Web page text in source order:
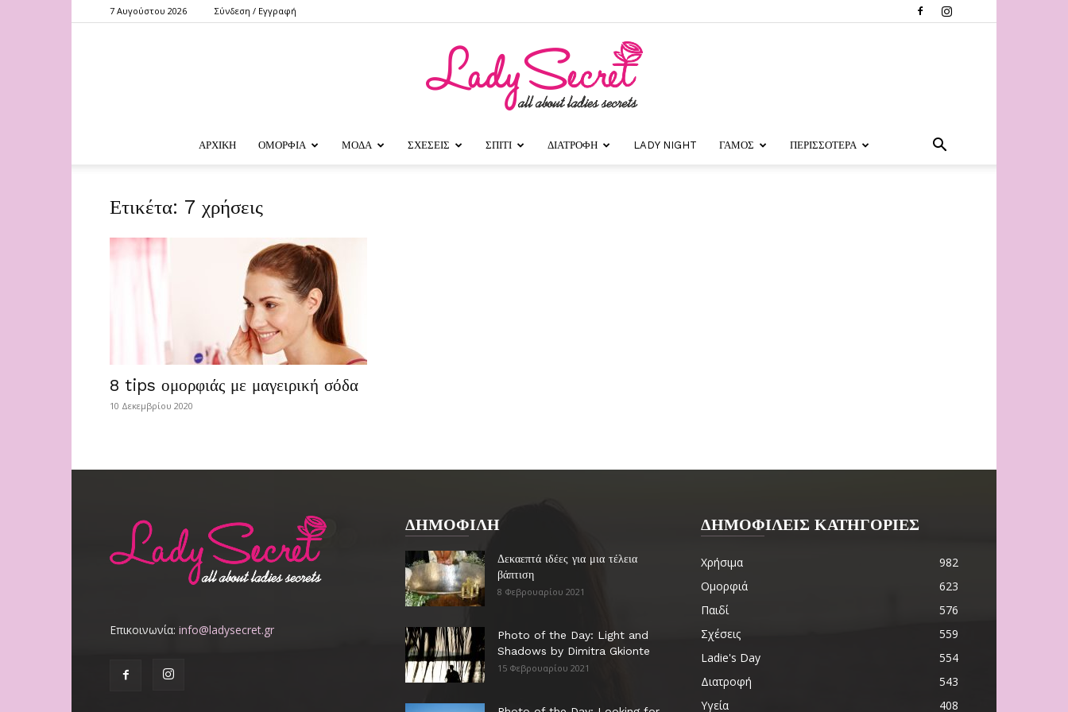
7 Αυγούστου 2026 Σύνδεση / Εγγραφή
ΑΡΧΙΚΗ ΟΜΟΡΦΙΑ ΜΟΔΑ ΣΧΕΣΕΙΣ ΣΠΙΤΙ ΔΙΑΤΡΟΦΗ LADY NIGHT ΓΑΜΟΣ ΠΕΡΙΣΣΟΤΕΡΑ
Ετικέτα: 7 χρήσεις
8 tips ομορφιάς με μαγειρική σόδα
10 Δεκεμβρίου 2020
Επικοινωνία: info@ladysecret.gr
ΔΗΜΟΦΙΛΗ
Δεκαεπτά ιδέες για μια τέλεια
βάπτιση
8 Φεβρουαρίου 2021
Photo of the Day: Light and
Shadows by Dimitra Gkionte
15 Φεβρουαρίου 2021
ΔΗΜΟΦΙΛΕΙΣ ΚΑΤΗΓΟΡΙΕΣ
Χρήσιμα
982
Ομορφιά
623
Παιδί
576
Σχέσεις
559
Ladie's Day
554
Διατροφή
543
Υγεία
408